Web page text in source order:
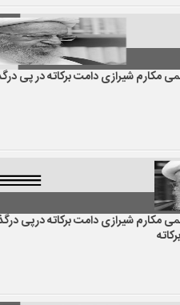
مکارم شیرازی دامت برکاته در پی
مکارم شیرازی دامت برکاته درپی